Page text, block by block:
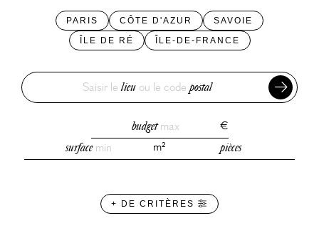
PARIS CÔTE D'AZUR
SAVOIE
ÎLE DE RÉ
ÎLE-DE-FRANCE
Saisir lelieu ou le code postal
budgetmax
€
surfacemin m² pièces
+ DE CRITÈRES